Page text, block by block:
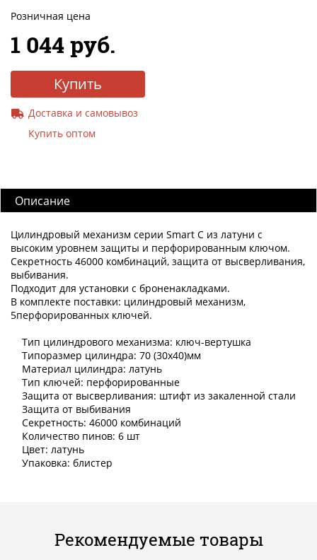
Розничная цена
1 044 руб.
Купить
Доставка и самовывоз
Купить оптом
Описание
Цилиндровый механизм серии Smart C из латуни с
высоким уровнем защиты и перфорированным ключом.
Секретность 46000 комбинаций, защита от высверливания,
выбивания.
Подходит для установки с броненакладками.
В комплекте поставки: цилиндровый механизм,
5перфорированных ключей.
Тип цилиндрового механизма: ключ-вертушка
Типоразмер цилиндра: 70 (30х40)мм
Материал цилиндра: латунь
Тип ключей: перфорированные
Защита от высверливания: штифт из закаленной стали
Защита от выбивания
Секретность: 46000 комбинаций
Количество пинов: 6 шт
Цвет: латунь
Упаковка: блистер
Рекомендуемые товары